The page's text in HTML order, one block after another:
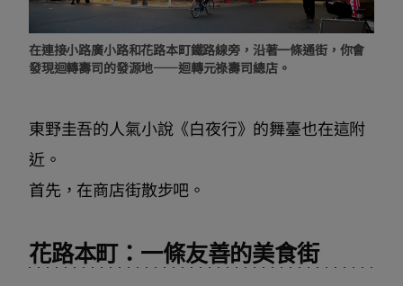
在連接小路廣小路和花路本町鐵路線旁，沿著一條通街，你會
發現迴轉壽司的發源地——迴轉元祿壽司總店。
東野圭吾的人氣小說《白夜行》的舞臺也在這附
近。
首先，在商店街散步吧。
花路本町：一條友善的美食街